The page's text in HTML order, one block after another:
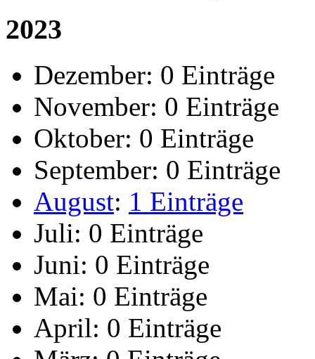
2023
Dezember: 0 Einträge
November: 0 Einträge
Oktober: 0 Einträge
September: 0 Einträge
August: 1 Einträge
Juli: 0 Einträge
Juni: 0 Einträge
Mai: 0 Einträge
April: 0 Einträge